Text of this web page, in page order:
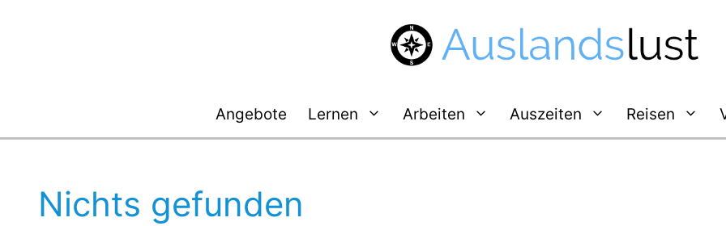
Angebote Lernen Arbeiten Auszeiten Reisen
Nichts gefunden